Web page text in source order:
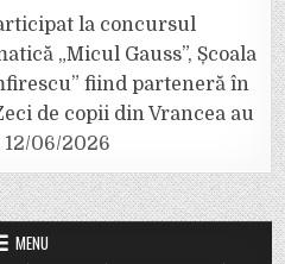
la concursul
„Micul Gauss”, Școala
fiind parteneră în
de copii din Vrancea au
12/06/2026
MENU